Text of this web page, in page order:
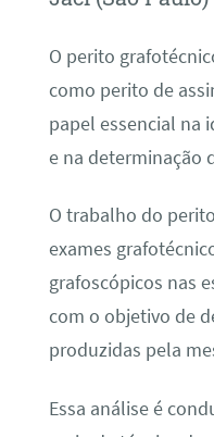
O perito
como perito de
papel essencial na
e na determinação
O trabalho do
exames
grafoscópicos nas
com o objetivo de
produzidas pela
Essa análise é